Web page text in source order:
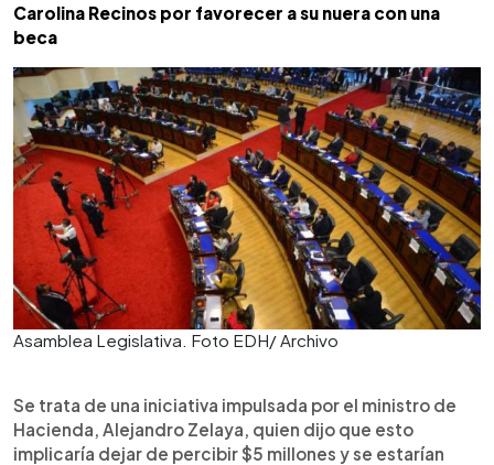
Carolina Recinos por favorecer a su nuera con una
beca
Asamblea Legislativa. Foto EDH/ Archivo
Se trata de una iniciativa impulsada por el ministro de
Hacienda, Alejandro Zelaya, quien dijo que esto
implicaría dejar de percibir $5 millones y se estarían